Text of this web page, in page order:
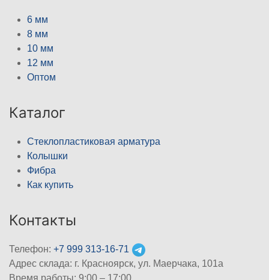
6 мм
8 мм
10 мм
12 мм
Оптом
Каталог
Стеклопластиковая арматура
Колышки
Фибра
Как купить
Контакты
Телефон: +7 999 313-16-71
Адрес склада: г. Красноярск, ул. Маерчака, 101а
Время работы: 9:00 – 17:00